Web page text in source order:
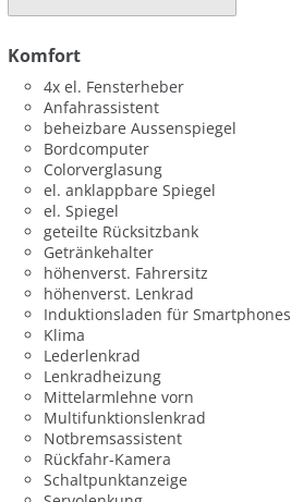
Komfort
4x el. Fensterheber
Anfahrassistent
beheizbare Aussenspiegel
Bordcomputer
Colorverglasung
el. anklappbare Spiegel
el. Spiegel
geteilte Rücksitzbank
Getränkehalter
höhenverst. Fahrersitz
höhenverst. Lenkrad
Induktionsladen für Smartphones
Klima
Lederlenkrad
Lenkradheizung
Mittelarmlehne vorn
Multifunktionslenkrad
Notbremsassistent
Rückfahr-Kamera
Schaltpunktanzeige